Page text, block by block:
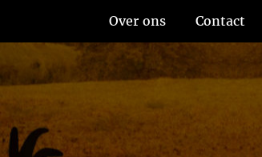
Over ons Contact